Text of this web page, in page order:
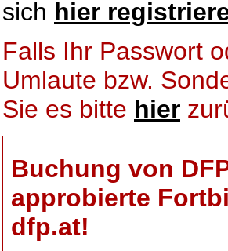
sich hier
Falls Ihr Passwort
Umlaute bzw.
Sie es bitte hier
Buchung von
approbierte
dfp.at!